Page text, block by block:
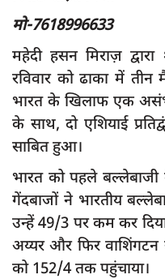
App verify
समस्या
Covid-19
अपराध
राजनीति
स्वास्थ्य
साक्षात्कार
सामाजिक
मो-7618996633
महेदी हसन मिराज़
रविवार को ढाका में
भारत के खिलाफ एक
के साथ, दो एशियाई
साबित हुआ।
भारत को पहले बल्लेबाजी
गेंदबाजों ने भारतीय
उन्हें 49/3 पर कम कर
अय्यर और फिर
को 152/4 तक पहुंचाया।